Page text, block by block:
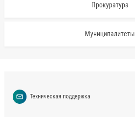
Прокуратура
Муниципалитеты
Техническая поддержка